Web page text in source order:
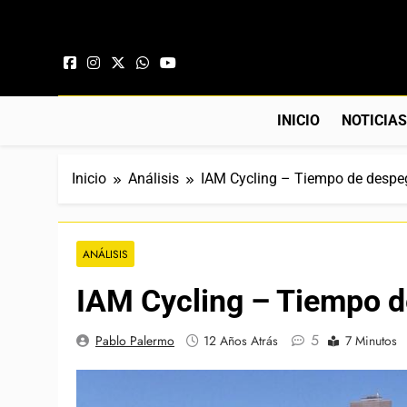
INICIO NOTICIAS
Inicio Análisis IAM Cycling – Tiempo de
ANÁLISIS
IAM Cycling – Tiempo
Pablo Palermo 12 Años Atrás 5 7 Minutos